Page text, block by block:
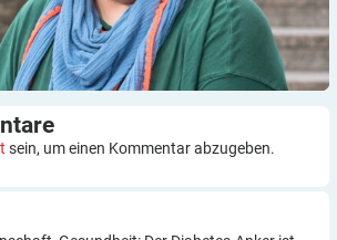
sein, um einen Kommentar abzugeben.